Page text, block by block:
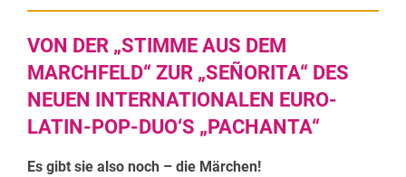
VON DER „STIMME AUS DEM
MARCHFELD“ ZUR „SEÑORITA“ DES
NEUEN INTERNATIONALEN EURO-
LATIN-POP-DUO‘S „PACHANTA“
Es gibt sie also noch – die Märchen!